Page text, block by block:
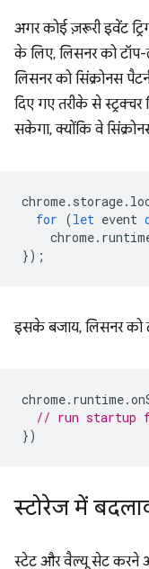
अगर कोई ज़रूरी इवेंट
के लिए, लिसनर को टॉप-
लिसनर को सिंक्रोनस
दिए गए तरीके से
सकेगा, क्योंकि वे
chrome. storage.
for (let event
chrome.
});
इसके बजाय, लिसनर को
chrome. runtime.
// run startup
})
स्टोरेज में
स्टेट और वैल्यू सेट करने